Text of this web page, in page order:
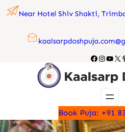
Skip
content
Near Hotel Shiv Shakti,
X
Book Puja: +91